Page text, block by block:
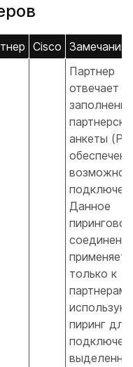
Cisco Замечания
Партнер
отвечает
заполнение
анкеты
Данное
пиринговое
только к
партнерам,
пиринг для